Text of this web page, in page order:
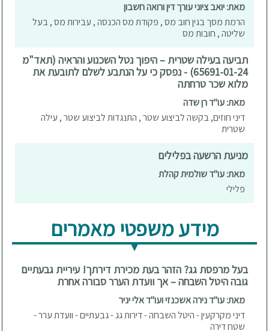
מאת: יואב ציוני עורך דין ורואה חשבון
הרמת מסך בגין חוב מס , פקודת מס הכנסה , עבירות מס , בעל
שליטה , חובות מס
תביעה בעילה שטרית – היפוך נטל השכנוע והראיה (תאד"מ
65691-01-24) - נפסק כי על הנתבע לשלם לתובעת את
מלוא שכר טרחתה
מאת: עו"ד רן שדה
דיני חוזים, בקשה לביצוע שטר , התנגדות לביצוע שטר , עילה
שטרית
מניעת הרשעה בפלילים
מאת: עו"ד שולמית קהלת
פלילי
מידע משפטי מאמרים
בעל מרפסת גג? הזהר בעת מכירת דירתך! עיריית גבעתיים
גובה היטל השבחה – אך וועדת הערר סבורה אחרת
מאת: עו"ד נירה אשכנזי ועו"ד אלי יניר
דיני מקרקעין - היטל השבחה - דירות גג - גבעתיים - וועדת ערר -
שטח דירה